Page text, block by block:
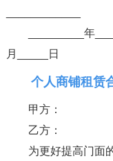
_________年
月_____日
个人商铺租赁
甲方：
乙方：
为更好提高门面